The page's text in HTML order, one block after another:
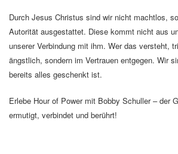
Durch Jesus Christus sind wir nicht machtlos,
Autorität ausgestattet. Diese kommt nicht aus
unserer Verbindung mit ihm. Wer das versteht,
ängstlich, sondern im Vertrauen entgegen. Wir
bereits alles geschenkt ist.
Erlebe Hour of Power mit Bobby Schuller – der
ermutigt, verbindet und berührt!